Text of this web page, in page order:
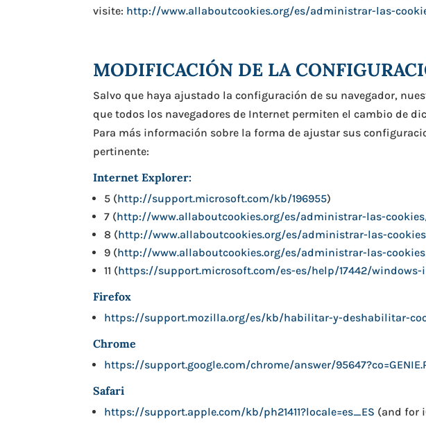
visite: http://www.allaboutcookies.org/es/administrar-las-
MODIFICACIÓN DE LA
Salvo que haya ajustado la configuración de su navegador,
que todos los navegadores de Internet permiten el cambio de
Para más información sobre la forma de ajustar sus
pertinente:
Internet Explorer:
5 (http://support.microsoft.com/kb/196955)
7 (http://www.allaboutcookies.org/es/administrar-las-
8 (http://www.allaboutcookies.org/es/administrar-las-
9 (http://www.allaboutcookies.org/es/administrar-las-
11 (https://support.microsoft.com/es-es/help/17442/
Firefox
https://support.mozilla.org/es/kb/habilitar-y-deshabilitar-
Chrome
https://support.google.com/chrome/answer/
Safari
https://support.apple.com/kb/ph21411?locale=es_ES (and for